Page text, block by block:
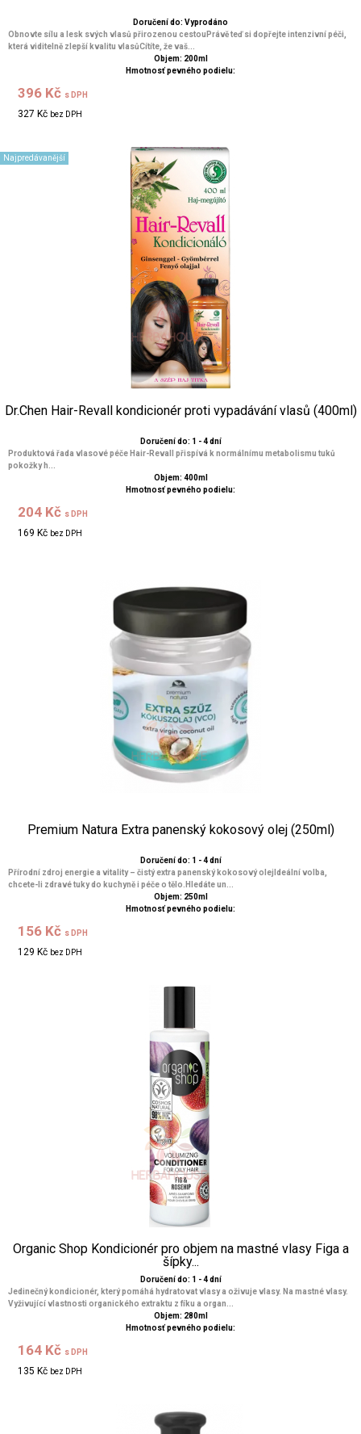
Doručení do: Vyprodáno
Obnovte sílu a lesk svých vlasů přirozenou cestouPrávě teď si dopřejte intenzivní péči,
která viditelně zlepší kvalitu vlasůCítíte, že vaš...
Objem: 200ml
Hmotnosť pevného podielu:
396 Kč s DPH
327 Kč bez DPH
Najpredávanější
Dr.Chen Hair-Revall kondicionér proti vypadávání vlasů (400ml)
Doručení do: 1 - 4 dní
Produktová řada vlasové péče Hair-Revall přispívá k normálnímu metabolismu tuků
pokožky h...
Objem: 400ml
Hmotnosť pevného podielu:
204 Kč s DPH
169 Kč bez DPH
Premium Natura Extra panenský kokosový olej (250ml)
Doručení do: 1 - 4 dní
Přírodní zdroj energie a vitality – čistý extra panenský kokosový olejIdeální volba,
chcete-li zdravé tuky do kuchyně i péče o tělo.Hledáte un...
Objem: 250ml
Hmotnosť pevného podielu:
156 Kč s DPH
129 Kč bez DPH
Organic Shop Kondicionér pro objem na mastné vlasy Figa a
šípky...
Doručení do: 1 - 4 dní
Jedinečný kondicionér, který pomáhá hydratovat vlasy a oživuje vlasy. Na mastné vlasy.
Vyživující vlastnosti organického extraktu z fíku a organ...
Objem: 280ml
Hmotnosť pevného podielu:
164 Kč s DPH
135 Kč bez DPH